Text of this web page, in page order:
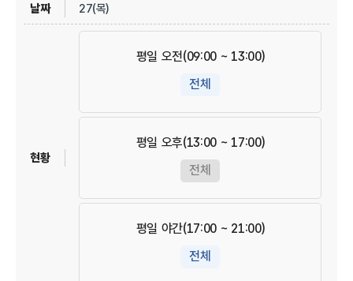
27(목)
평일 오전(09:00 ~ 13:00)
전체
평일 오후(13:00 ~ 17:00)
전체
평일 야간(17:00 ~ 21:00)
전체